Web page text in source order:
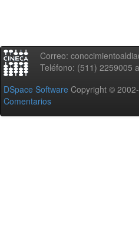
Correo:
Teléfono: (511) 2259005
DSpace Software Copyright ©
Comentarios